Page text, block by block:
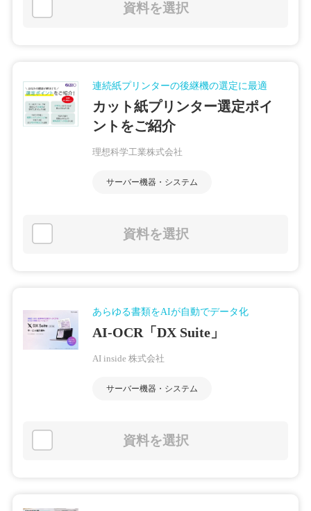
資料を選択
連続紙プリンターの後継機の選定に最適
カット紙プリンター選定ポイ
ントをご紹介
理想科学工業株式会社
サーバー機器・システム
資料を選択
あらゆる書類をAIが自動でデータ化
AI-OCR「DX Suite」
AI inside 株式会社
サーバー機器・システム
資料を選択